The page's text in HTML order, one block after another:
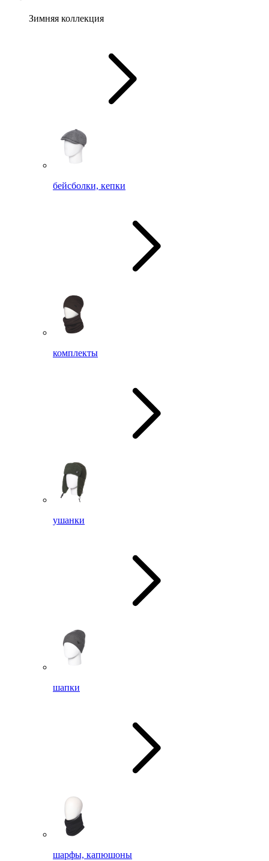
Зимняя коллекция
бейсболки, кепки
комплекты
ушанки
шапки
шарфы, капюшоны